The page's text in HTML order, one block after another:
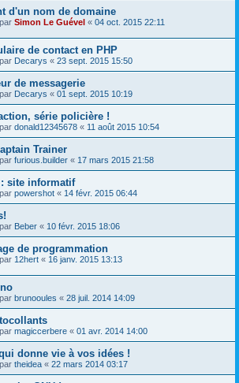
d'un nom de domaine
Simon Le Guével « 04 oct. 2015 22:11
de contact en PHP
Decarys « 23 sept. 2015 15:50
de messagerie
Decarys « 01 sept. 2015 10:19
série policière !
donald12345678 « 11 août 2015 10:54
Trainer
furious.builder « 17 mars 2015 21:58
site informatif
powershot « 14 févr. 2015 06:44
Beber « 10 févr. 2015 18:06
de programmation
12hert « 16 janv. 2015 13:13
brunooules « 28 juil. 2014 14:09
magiccerbere « 01 avr. 2014 14:00
donne vie à vos idées !
theidea « 22 mars 2014 03:17